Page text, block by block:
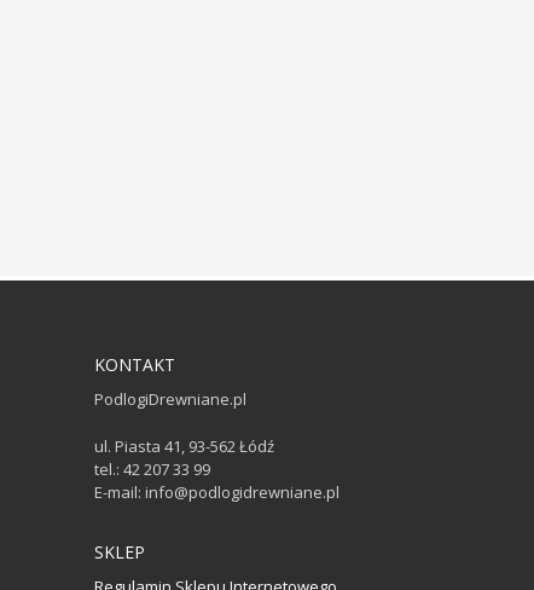
KONTAKT
PodlogiDrewniane.pl
ul. Piasta 41, 93-562 Łódź
tel.: 42 207 33 99
E-mail: info@podlogidrewniane.pl
SKLEP